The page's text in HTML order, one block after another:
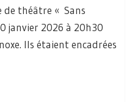
de théâtre « Sans
janvier 2026 à 20h30
Ils étaient encadrées